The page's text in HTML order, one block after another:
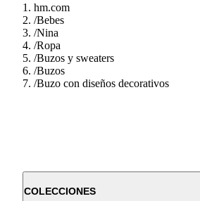
hm.com
/Bebes
/Nina
/Ropa
/Buzos y sweaters
/Buzos
/Buzo con diseños decorativos
COLECCIONES